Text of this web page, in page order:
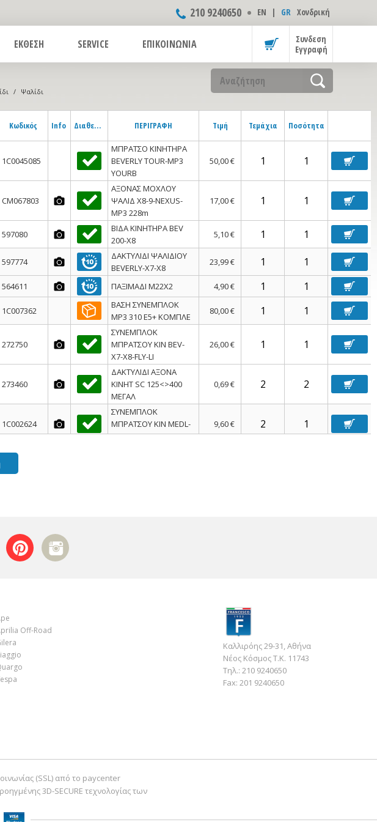
210 9240650 ΕΝ | GR Χονδρική
Συνδεση
Εγγραφή
ΕΚΘΕΣΗ SERVICE ΕΠΙΚΟΙΝΩΝΙΑ
/ Ψαλίδι
Κωδικός Info Διαθεσιμότητα ΠΕΡΙΓΡΑΦΗ Τιμή Τεμάχια Ποσότητα
1C0045085
ΜΠΡΑΤΣΟ ΚΙΝΗΤΗΡΑ
BEVERLY TOUR-MP3
YOURB
50,00 €
CM067803
ΑΞΟΝΑΣ ΜΟΧΛΟΥ
ΨΑΛΙΔ Χ8-9-NEXUS-
MP3 228m
17,00 €
597080
ΒΙΔΑ ΚΙΝΗΤΗΡΑ BEV
200-X8
5,10 €
597774
ΔΑΚΤΥΛΙΔΙ ΨΑΛΙΔΙΟΥ
BEVERLY-Χ7-Χ8
23,99 €
564611 ΠΑΞΙΜΑΔΙ Μ22Χ2 4,90 €
1C007362
ΒΑΣΗ ΣΥΝΕΜΠΛΟΚ
MP3 310 E5+ ΚΟΜΠΛΕ
80,00 €
272750
ΣΥΝΕΜΠΛΟΚ
ΜΠΡΑΤΣΟΥ ΚΙΝ BEV-
Χ7-Χ8-FLY-LI
26,00 €
273460
ΔΑΚΤΥΛΙΔΙ ΑΞΟΝΑ
ΚΙΝΗΤ SC 125<>400
ΜΕΓΑΛ
0,69 €
1C002624
ΣΥΝΕΜΠΛΟΚ
ΜΠΡΑΤΣΟΥ ΚΙΝ MEDL-
PRIM-SPRINT
9,60 €
830434
1C000608
1C007358
56127R 3,60 €
271807
SC Μ10Χ202
2,41 €
598237
ΒΙΔΑ ΜΠΡΑΤΣΟΥ ΚΙΝΗΤ
VESPA GT 200
CM067801
ΨΑΛΙΔ Χ9-NEXUS-MP3
14,00 €
Off-Road
Καλλιρόης 29-31, Αθήνα
Νέος Κόσμος Τ.Κ. 11743
Τηλ.: 210 9240650
Fax: 201 9240650
(SSL) από το paycenter
3D-SECURE τεχνολογίας των